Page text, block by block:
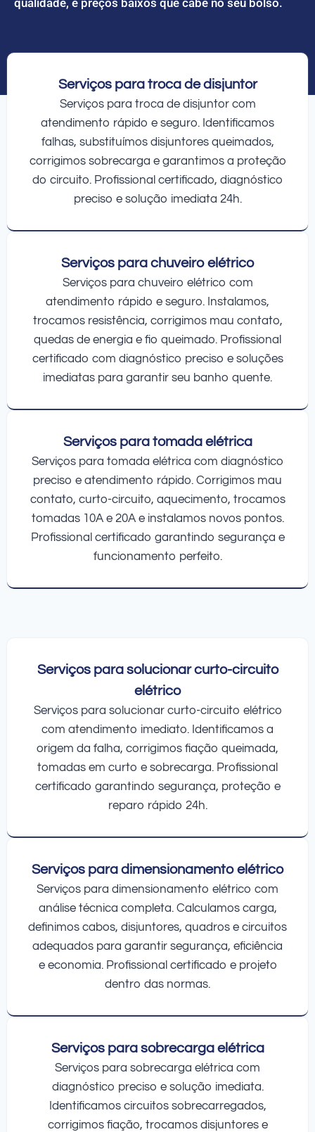
Serviços para troca de disjuntor
Serviços para troca de disjuntor com
atendimento rápido e seguro. Identificamos
falhas, substituímos disjuntores queimados,
corrigimos sobrecarga e garantimos a proteção
do circuito. Profissional certificado, diagnóstico
preciso e solução imediata 24h.
Serviços para chuveiro elétrico
Serviços para chuveiro elétrico com
atendimento rápido e seguro. Instalamos,
trocamos resistência, corrigimos mau contato,
quedas de energia e fio queimado. Profissional
certificado com diagnóstico preciso e soluções
imediatas para garantir seu banho quente.
Serviços para tomada elétrica
Serviços para tomada elétrica com diagnóstico
preciso e atendimento rápido. Corrigimos mau
contato, curto-circuito, aquecimento, trocamos
tomadas 10A e 20A e instalamos novos pontos.
Profissional certificado garantindo segurança e
funcionamento perfeito.
Serviços para solucionar curto-circuito
elétrico
Serviços para solucionar curto-circuito elétrico
com atendimento imediato. Identificamos a
origem da falha, corrigimos fiação queimada,
tomadas em curto e sobrecarga. Profissional
certificado garantindo segurança, proteção e
reparo rápido 24h.
Serviços para dimensionamento elétrico
Serviços para dimensionamento elétrico com
análise técnica completa. Calculamos carga,
definimos cabos, disjuntores, quadros e circuitos
adequados para garantir segurança, eficiência
e economia. Profissional certificado e projeto
dentro das normas.
Serviços para sobrecarga elétrica
Serviços para sobrecarga elétrica com
diagnóstico preciso e solução imediata.
Identificamos circuitos sobrecarregados,
corrigimos fiação, trocamos disjuntores e